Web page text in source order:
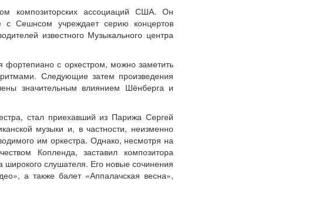
композиторских ассоциаций США. Он
с Сешнсом учреждает серию концертов
известного Музыкального центра
фортепиано с оркестром, можно заметить
Следующие затем произведения
значительным влиянием Шёнберга и
стал приехавший из Парижа Сергей
музыки и, в частности, неизменно
им оркестра. Однако, несмотря на
Копленда, заставил композитора
широкого слушателя. Его новые сочинения
а также балет «Аппалачская весна»,